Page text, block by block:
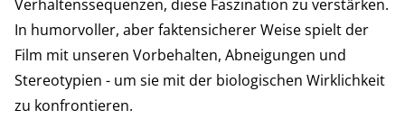
Verhaltenssequenzen, diese Faszination zu verstärken.
In humorvoller, aber faktensicherer Weise spielt der
Film mit unseren Vorbehalten, Abneigungen und
Stereotypien - um sie mit der biologischen Wirklichkeit
zu konfrontieren.